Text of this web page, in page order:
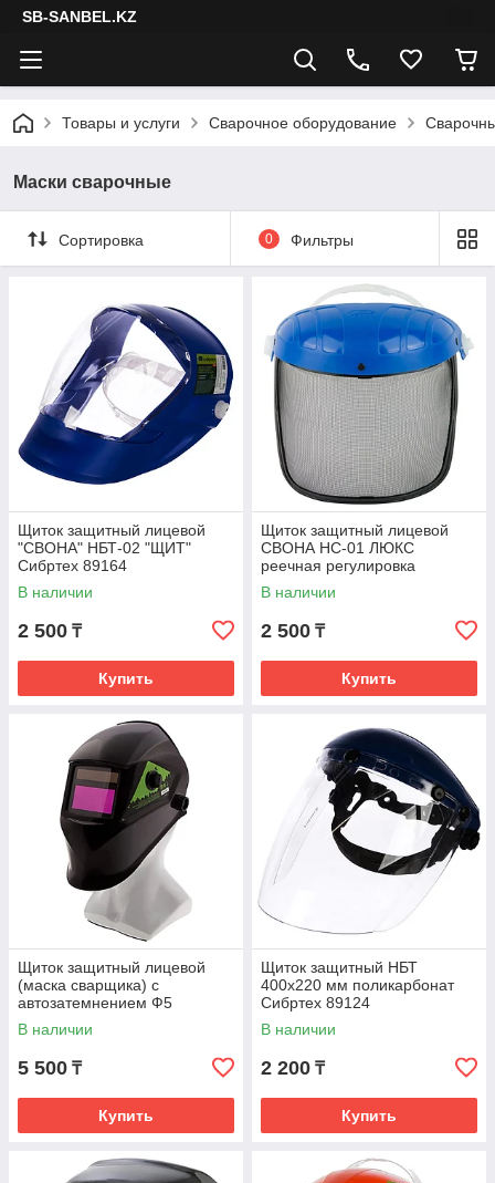
SB-SANBEL.KZ
Товары и услуги Сварочное оборудование
Маски сварочные
Сортировка 0 Фильтры
Щиток защитный лицевой
"СВОНА" НБТ-02 "ЩИТ"
Сибртех 89164
В наличии
2 500 ₸
Купить
Щиток защитный лицевой
СВОНА НС-01 ЛЮКС
реечная регулировка
ЭКОНОМ Сибртех 89195
В наличии
2 500 ₸
Купить
Щиток защитный лицевой
(маска сварщика) с
автозатемнением Ф5
Сибртех 89177
В наличии
5 500 ₸
Купить
Щиток защитный НБТ
400х220 мм поликарбонат
Сибртех 89124
В наличии
2 200 ₸
Купить